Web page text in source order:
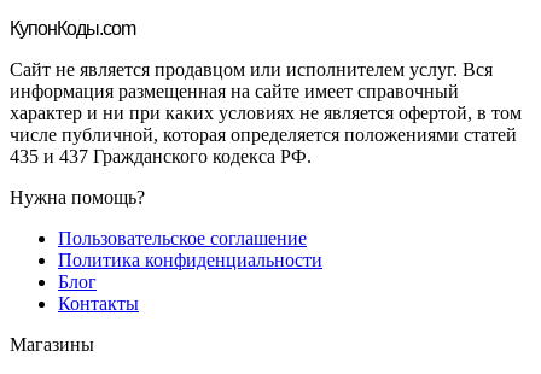
КупонКоды.com
Сайт не является продавцом или исполнителем услуг. Вся
информация размещенная на сайте имеет справочный
характер и ни при каких условиях не является офертой, в том
числе публичной, которая определяется положениями статей
435 и 437 Гражданского кодекса РФ.
Нужна помощь?
Пользовательское соглашение
Политика конфиденциальности
Блог
Контакты
Магазины